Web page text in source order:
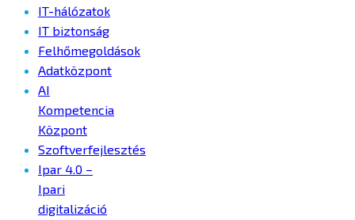
IT-hálózatok
IT biztonság
Felhőmegoldások
Adatközpont
AI
Kompetencia
Központ
Szoftverfejlesztés
Ipar 4.0 –
Ipari
digitalizáció